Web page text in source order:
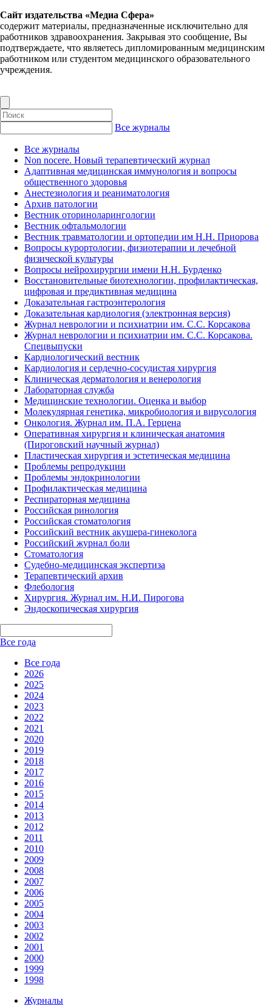
Сайт издательства «Медиа Сфера»
содержит материалы, предназначенные исключительно для
работников здравоохранения. Закрывая это сообщение, Вы
подтверждаете, что являетесь дипломированным медицинским
работником или студентом медицинского образовательного
учреждения.
Все журналы
Все журналы
Non nocere. Новый терапевтический журнал
Адаптивная медицинская иммунология и вопросы
общественного здоровья
Анестезиология и реаниматология
Архив патологии
Вестник оториноларингологии
Вестник офтальмологии
Вестник травматологии и ортопедии им Н.Н. Приорова
Вопросы курортологии, физиотерапии и лечебной
физической культуры
Вопросы нейрохирургии имени Н.Н. Бурденко
Восстановительные биотехнологии, профилактическая,
цифровая и предиктивная медицина
Доказательная гастроэнтерология
Доказательная кардиология (электронная версия)
Журнал неврологии и психиатрии им. С.С. Корсакова
Журнал неврологии и психиатрии им. С.С. Корсакова.
Спецвыпуски
Кардиологический вестник
Кардиология и сердечно-сосудистая хирургия
Клиническая дерматология и венерология
Лабораторная служба
Медицинские технологии. Оценка и выбор
Молекулярная генетика, микробиология и вирусология
Онкология. Журнал им. П.А. Герцена
Оперативная хирургия и клиническая анатомия
(Пироговский научный журнал)
Пластическая хирургия и эстетическая медицина
Проблемы репродукции
Проблемы эндокринологии
Профилактическая медицина
Респираторная медицина
Российская ринология
Российская стоматология
Российский вестник акушера-гинеколога
Российский журнал боли
Стоматология
Судебно-медицинская экспертиза
Терапевтический архив
Флебология
Хирургия. Журнал им. Н.И. Пирогова
Эндоскопическая хирургия
Все года
Все года
2026
2025
2024
2023
2022
2021
2020
2019
2018
2017
2016
2015
2014
2013
2012
2011
2010
2009
2008
2007
2006
2005
2004
2003
2002
2001
2000
1999
1998
Журналы